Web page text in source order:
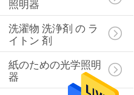
照明器
洗濯物 洗浄剤 の ラ
イトン 剤
紙のための光学照明
器